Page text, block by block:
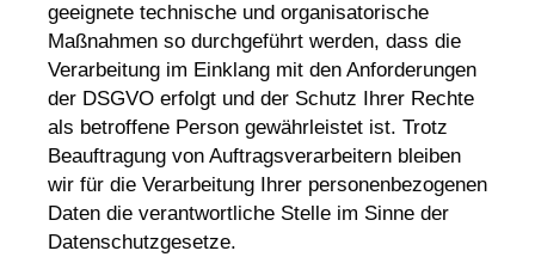
geeignete technische und organisatorische
Maßnahmen so durchgeführt werden, dass die
Verarbeitung im Einklang mit den Anforderungen
der DSGVO erfolgt und der Schutz Ihrer Rechte
als betroffene Person gewährleistet ist. Trotz
Beauftragung von Auftragsverarbeitern bleiben
wir für die Verarbeitung Ihrer personenbezogenen
Daten die verantwortliche Stelle im Sinne der
Datenschutzgesetze.